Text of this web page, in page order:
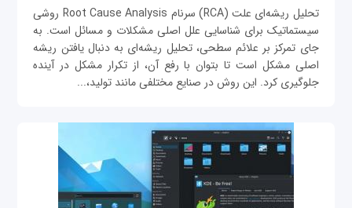
تحلیل ریشه‌ای علت (RCA) سرنام Root Cause Analysis روشی
سیستماتیک برای شناسایی علل اصلی مشکلات و مسائل است. به
جای تمرکز بر علائم سطحی، تحلیل ریشه‌ای به دنبال یافتن ریشه
اصلی مشکل است تا بتوان با رفع آن، از تکرار مشکل در آینده
جلوگیری کرد. این روش در صنایع مختلفی مانند تولید،...